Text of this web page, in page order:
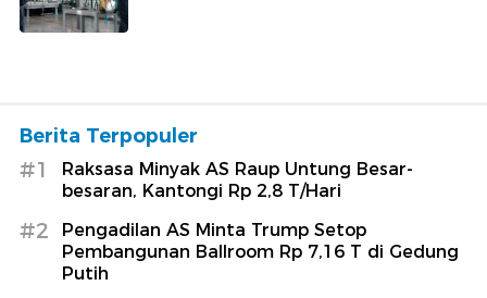
Berita Terpopuler
#1
Raksasa Minyak AS Raup Untung Besar-
besaran, Kantongi Rp 2,8 T/Hari
#2
Pengadilan AS Minta Trump Setop
Pembangunan Ballroom Rp 7,16 T di Gedung
Putih